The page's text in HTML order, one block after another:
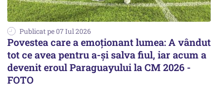
Publicat pe 07 Iul 2026
Povestea care a emoționant lumea: A vândut
tot ce avea pentru a-și salva fiul, iar acum a
devenit eroul Paraguayului la CM 2026 -
FOTO